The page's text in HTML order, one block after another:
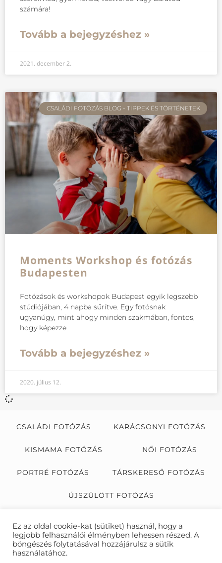
számára!
Tovább a bejegyzéshez »
2021. december 2.
CSALÁDI FOTÓZÁS BLOG - TIPPEK ÉS TÖRTÉNETEK
Moments Workshop és fotózás
Budapesten
Fotózások és workshopok Budapest egyik legszebb
stúdiójában, 4 napba sűrítve. Egy fotósnak
ugyanúgy, mint ahogy minden szakmában, fontos,
hogy képezze
Tovább a bejegyzéshez »
2020. július 12.
CSALÁDI FOTÓZÁS KARÁCSONYI FOTÓZÁS
KISMAMA FOTÓZÁS NŐI FOTÓZÁS
PORTRÉ FOTÓZÁS TÁRSKERESŐ FOTÓZÁS
ÚJSZÜLÖTT FOTÓZÁS
FOTÓZÁS AJÁNDÉKBA
Ez az oldal cookie-kat (sütiket) használ, hogy a
legjobb felhasználói élményben lehessen részed. A
böngészés folytatásával hozzájárulsz a sütik
használatához.